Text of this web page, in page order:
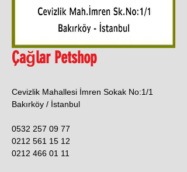
Çağlar Petshop
Cevizlik Mahallesi İmren Sokak No:1/1
Bakırköy / İstanbul
0532 257 09 77
0212 561 15 12
0212 466 01 11